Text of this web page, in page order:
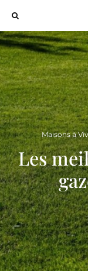
Maisons à
Les